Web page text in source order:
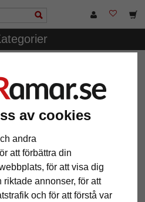
av cookies
andra
att förbättra din
för att visa dig
annonser, för att
och för att förstå var
Chancery